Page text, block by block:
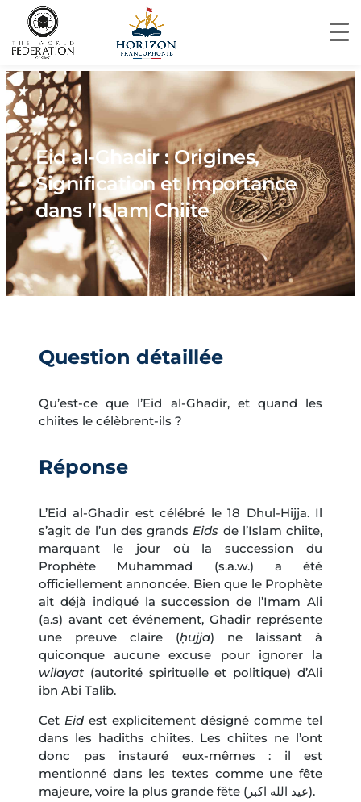
Eid al-Ghadir : Origines,
Signification et Importance
dans l’Islam Chiite
Question détaillée
Qu’est-ce que l’Eid al-Ghadir, et quand les
chiites le célèbrent-ils ?
Réponse
L’Eid al-Ghadir est célébré le 18 Dhul-Hijja. Il
s’agit de l’un des grands Eids de l’Islam chiite,
marquant le jour où la succession du
Prophète Muhammad (s.a.w.) a été
officiellement annoncée. Bien que le Prophète
ait déjà indiqué la succession de l’Imam Ali
(a.s) avant cet événement, Ghadir représente
une preuve claire (ḥujja) ne laissant à
quiconque aucune excuse pour ignorer la
wilayat (autorité spirituelle et politique) d’Ali
ibn Abi Talib.
Cet Eidest explicitement désigné comme tel
dans les hadiths chiites. Les chiites ne l’ont
donc pas instauré eux-mêmes : il est
mentionné dans les textes comme une fête
majeure, voire la plus grande fête (عید الله اکبر).